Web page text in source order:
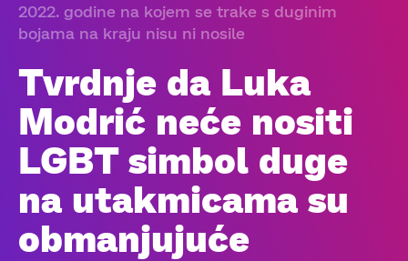
2022. godine na kojem se trake s duginim
bojama na kraju nisu ni nosile
Tvrdnje da Luka
Modrić neće nositi
LGBT simbol duge
na utakmicama su
obmanjujuće